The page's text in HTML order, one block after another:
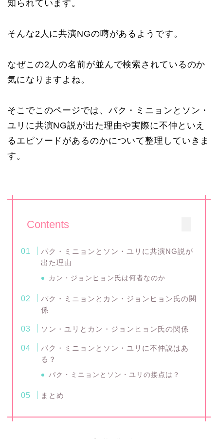
知られています。
そんな2人に共演NGの噂があるようです。
なぜこの2人の名前が並んで検索されているのか
気になりますよね。
そこでこのページでは、パク・ミニョンとソン・
ユリに共演NG説が出た理由や実際に不仲といえ
るエピソードがあるのかについて整理していきま
す。
Contents
パク・ミニョンとソン・ユリに共演NG説が
出た理由
カン・ジョンヒョン氏は何者なのか
パク・ミニョンとカン・ジョンヒョン氏の関
係
ソン・ユリとカン・ジョンヒョン氏の関係
パク・ミニョンとソン・ユリに不仲説はあ
る？
パク・ミニョンとソン・ユリの接点は？
まとめ